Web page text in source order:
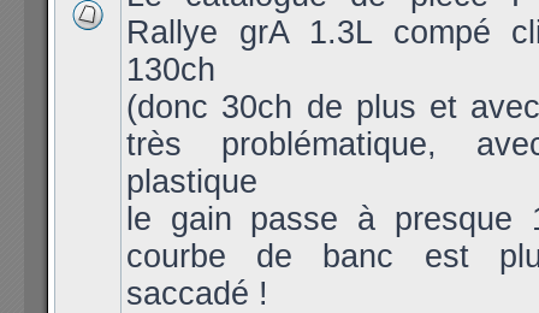
Rallye grA 1.3L compé
130ch
(donc 30ch de plus et
très problématique,
plastique
le gain passe à presque
courbe de banc est
saccadé !